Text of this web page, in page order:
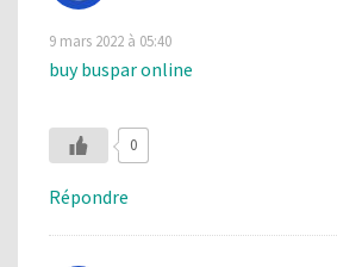
9 mars 2022 à 05:40
buy buspar online
0
Répondre